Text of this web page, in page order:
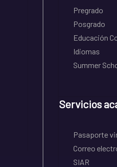
Pregrado
Posgrado
Educación
Idiomas
Summer
Servicios
Pasaporte
Correo
SIAR